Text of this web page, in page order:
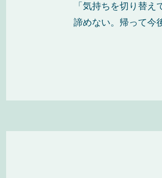
「気持ちを切り替
諦めない。帰って今